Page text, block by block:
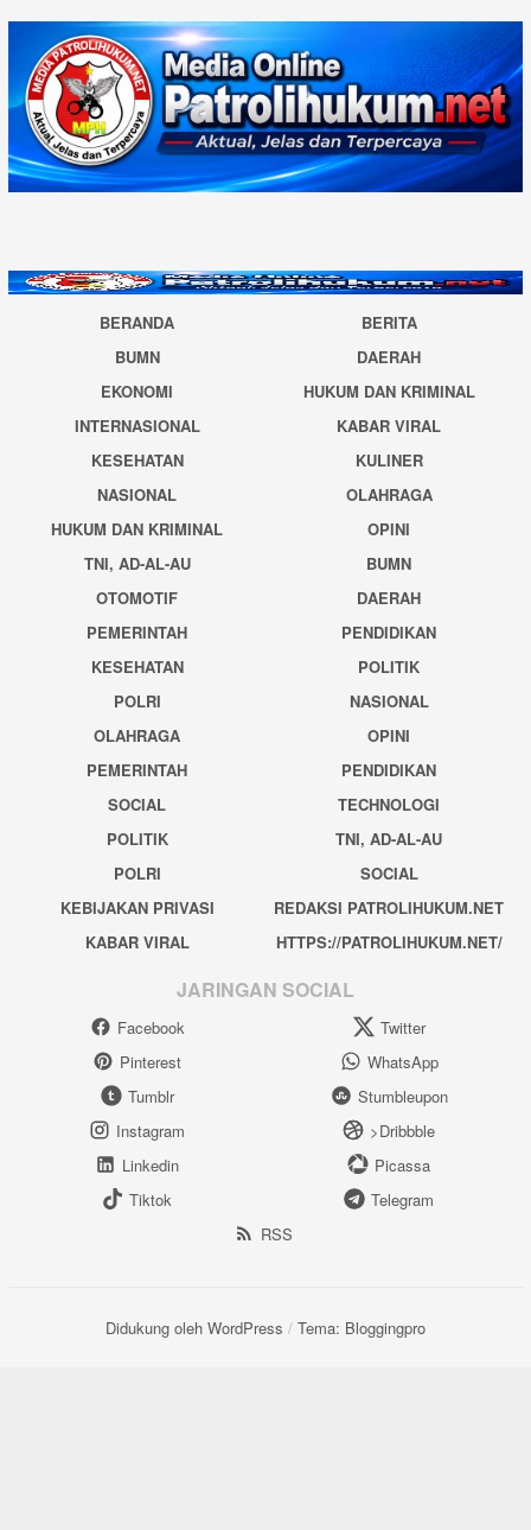
BERANDA
BERITA
BUMN
DAERAH
EKONOMI
HUKUM DAN KRIMINAL
INTERNASIONAL
KABAR VIRAL
KESEHATAN
KULINER
NASIONAL
OLAHRAGA
HUKUM DAN KRIMINAL
OPINI
TNI, AD-AL-AU
BUMN
OTOMOTIF
DAERAH
PEMERINTAH
PENDIDIKAN
KESEHATAN
POLITIK
POLRI
NASIONAL
OLAHRAGA
OPINI
PEMERINTAH
PENDIDIKAN
SOCIAL
TECHNOLOGI
POLITIK
TNI, AD-AL-AU
POLRI
SOCIAL
KEBIJAKAN PRIVASI
REDAKSI PATROLIHUKUM.NET
KABAR VIRAL
HTTPS://PATROLIHUKUM.NET/
JARINGAN SOCIAL
Facebook
Twitter
Pinterest
WhatsApp
Tumblr
Stumbleupon
Instagram
>Dribbble
Linkedin
Picassa
Tiktok
Telegram
RSS
Didukung oleh WordPress / Tema: Bloggingpro